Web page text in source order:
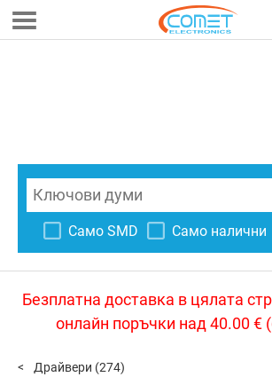
Само SMD Само налични
Безплатна доставка в цялата
онлайн поръчки над 40.00 €
Драйвери (274)